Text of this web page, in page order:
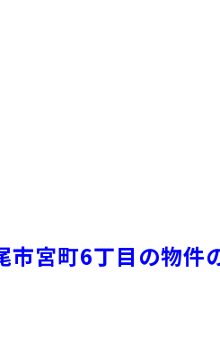
宮町6丁目の物件